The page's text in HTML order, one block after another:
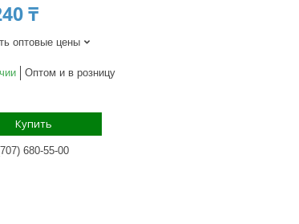
₸
оптовые цены
Оптом и в розницу
Купить
680-55-00